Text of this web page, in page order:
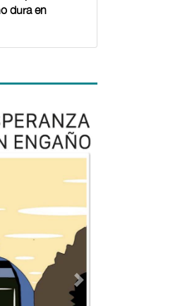
dura en
Next